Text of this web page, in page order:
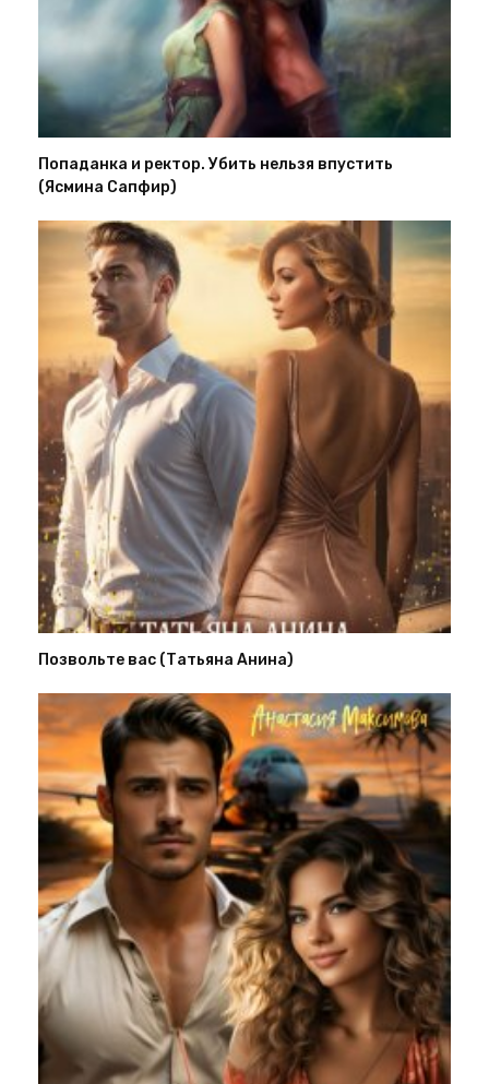
Попаданка и ректор. Убить нельзя впустить
(Ясмина Сапфир)
Позвольте вас (Татьяна Анина)